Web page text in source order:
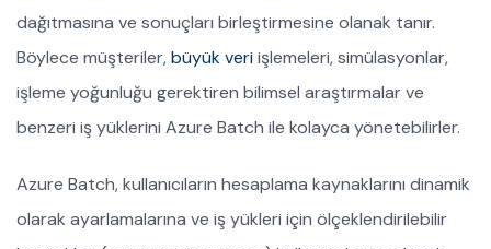
dağıtmasına ve sonuçları birleştirmesine olanak tanır.
Böylece müşteriler,büyük veriişlemeleri, simülasyonlar,
işleme yoğunluğu gerektiren bilimsel araştırmalar ve
benzeri iş yüklerini Azure Batch ile kolayca yönetebilirler.
Azure Batch, kullanıcıların hesaplama kaynaklarını dinamik
olarak ayarlamalarına ve iş yükleri için ölçeklendirilebilir